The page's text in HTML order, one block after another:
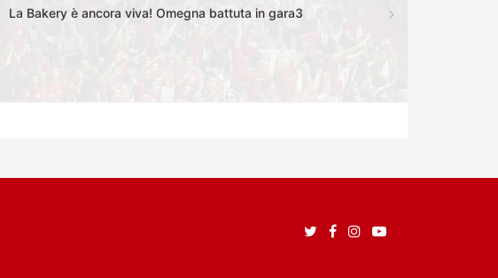
La Bakery è ancora viva! Omegna battuta in gara3